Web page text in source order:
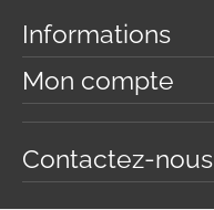
Informations
Mon compte
Contactez-nous